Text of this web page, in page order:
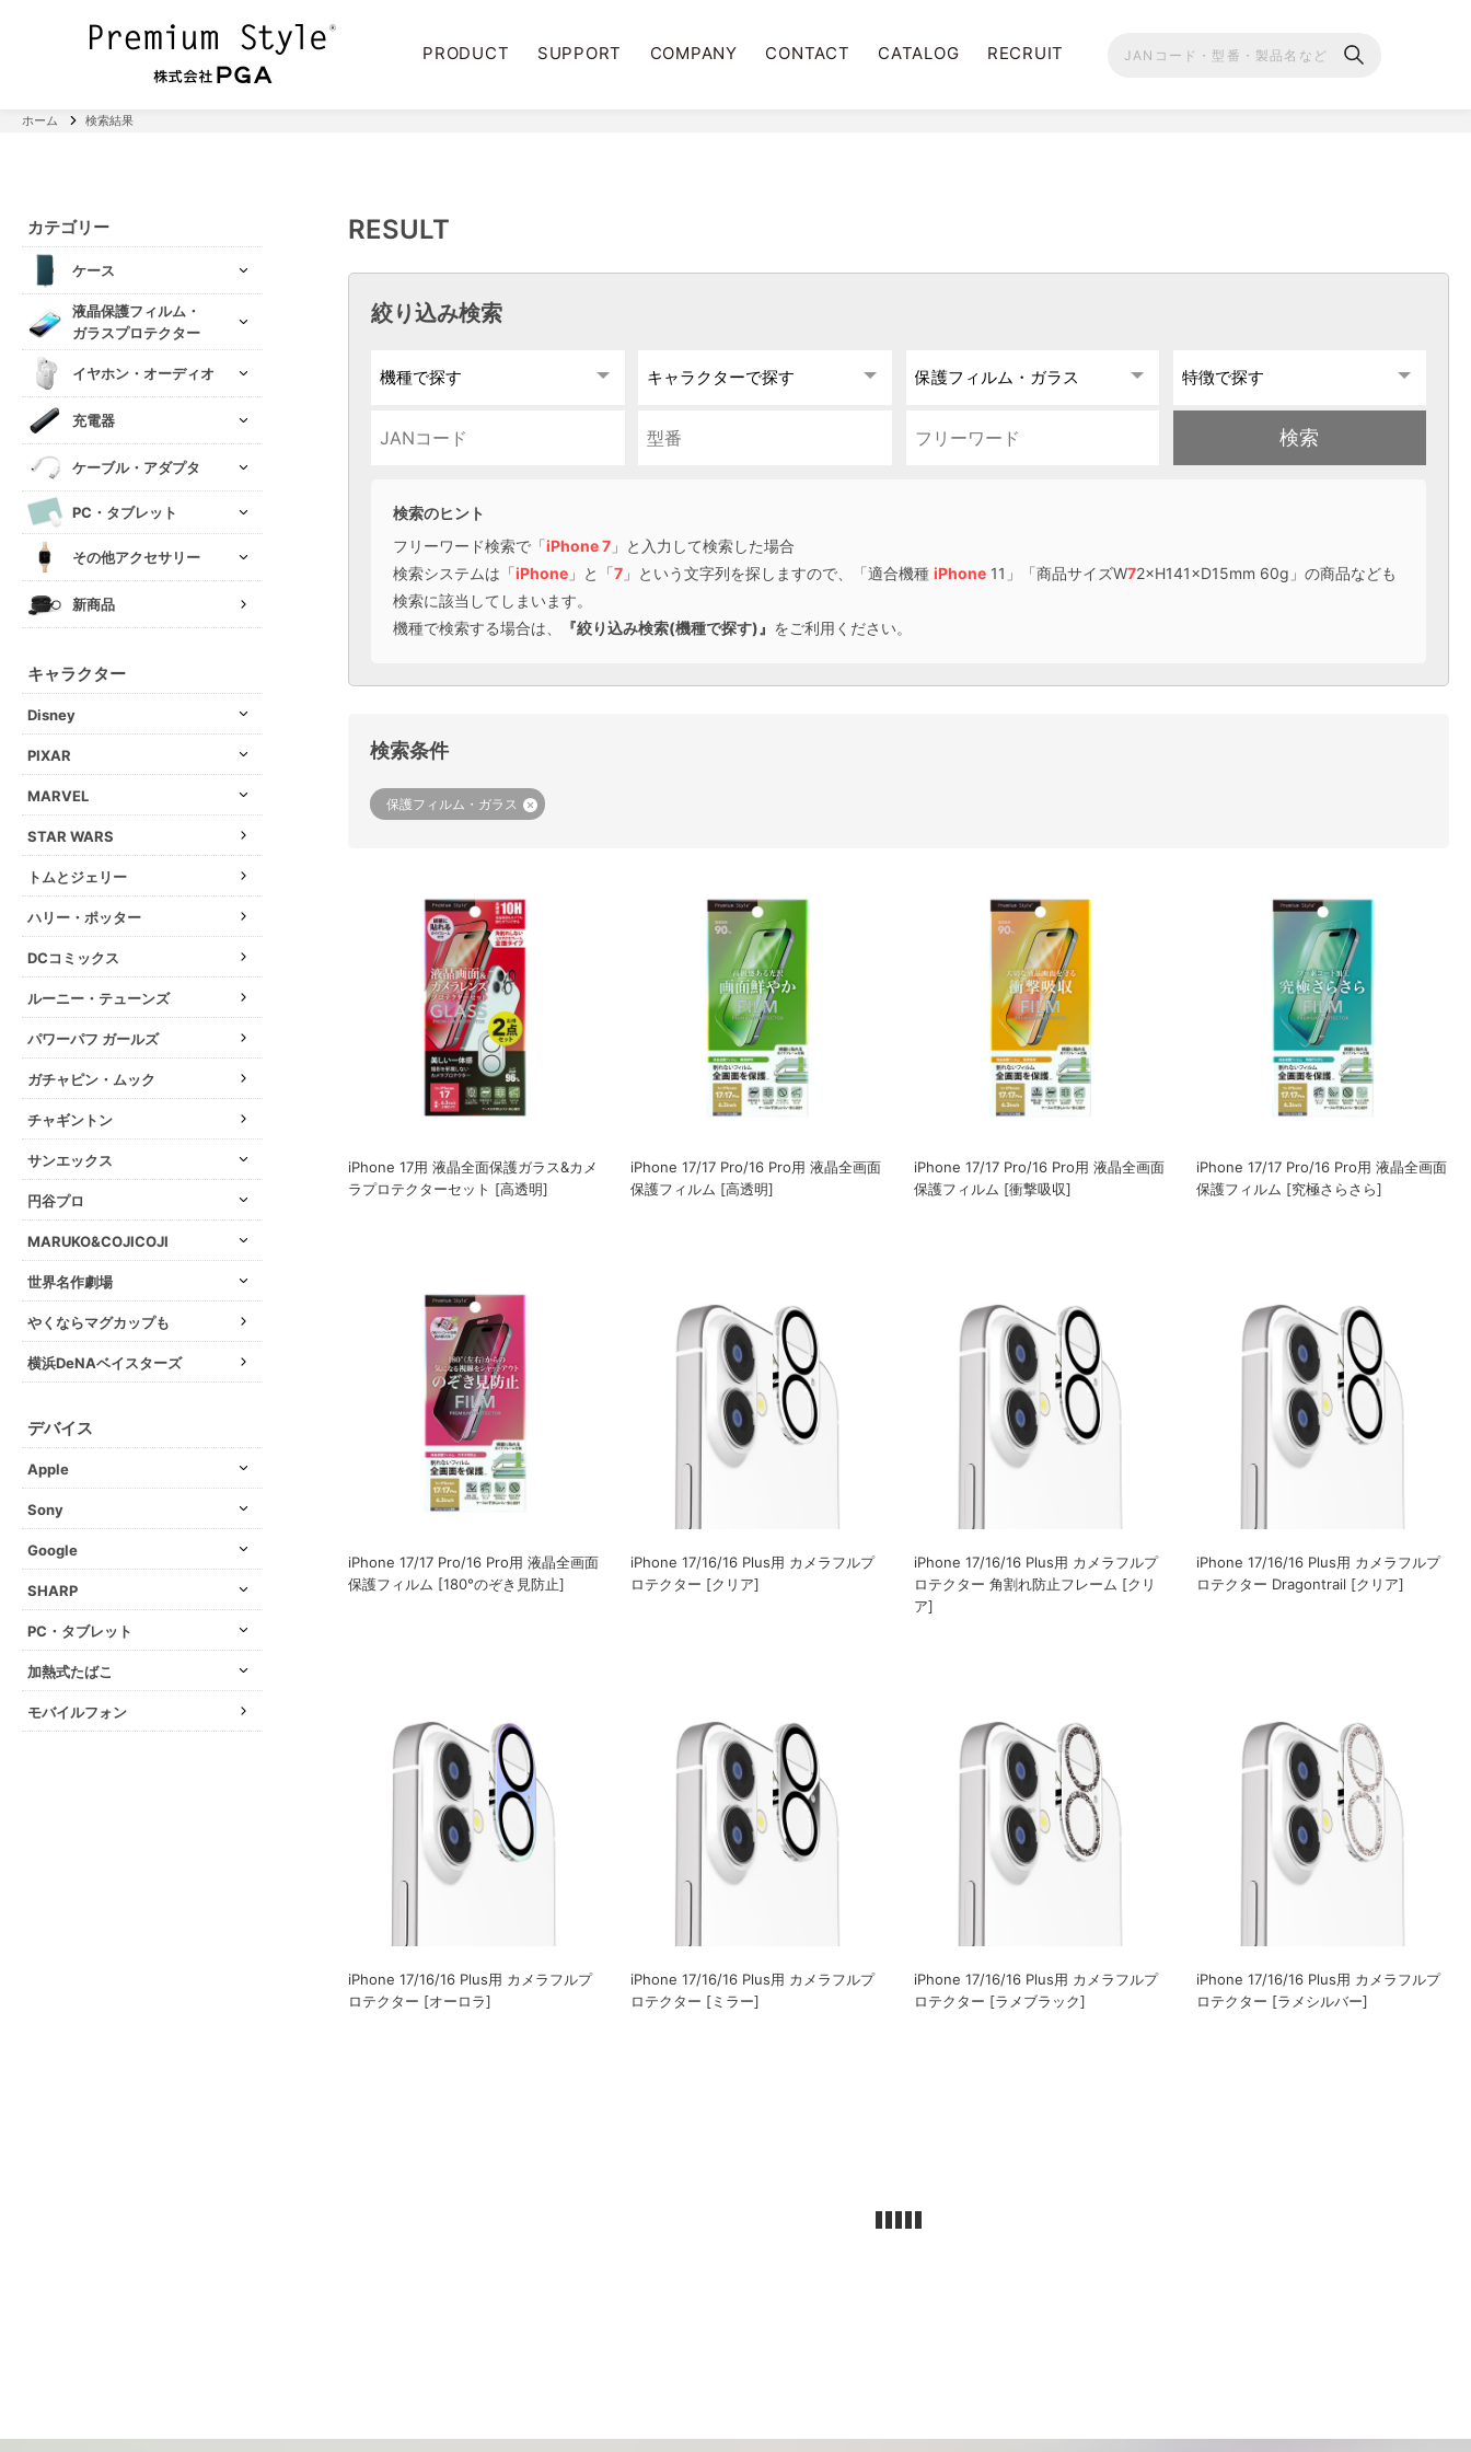
PRODUCT SUPPORT COMPANY CONTACT CATALOG RECRUIT
ホーム 検索結果
カテゴリー
ケース
液晶保護フィルム・
ガラスプロテクター
イヤホン・オーディオ
充電器
ケーブル・アダプタ
PC・タブレット
その他アクセサリー
新商品
キャラクター
Disney
PIXAR
MARVEL
STAR WARS
トムとジェリー
ハリー・ポッター
DCコミックス
ルーニー・テューンズ
パワーパフ ガールズ
ガチャピン・ムック
チャギントン
サンエックス
円谷プロ
MARUKO&COJICOJI
世界名作劇場
やくならマグカップも
横浜DeNAベイスターズ
デバイス
Apple
Sony
Google
SHARP
PC・タブレット
加熱式たばこ
モバイルフォン
RESULT
絞り込み検索
検索のヒント
フリーワード検索で「iPhone 7 」と入力して検索した場合
検索システムは「iPhone 」と「7 」という文字列を探しますので、「適合機種iPhone 11」「商品サイズW72×H141×D15mm 60g」の商品なども
検索に該当してしまいます。
機種で検索する場合は、
『絞り込み検索(機種で探す)』 をご利用ください。
検索条件
保護フィルム・ガラス
iPhone 17用 液晶全面保護ガラス&カメ
ラプロテクターセット [高透明]
iPhone 17/17 Pro/16 Pro用 液晶全画面
保護フィルム [高透明]
iPhone 17/17 Pro/16 Pro用 液晶全画面
保護フィルム [衝撃吸収]
iPhone 17/17 Pro/16 Pro用 液晶全画面
保護フィルム [究極さらさら]
iPhone 17/17 Pro/16 Pro用 液晶全画面
保護フィルム [180°のぞき見防止]
iPhone 17/16/16 Plus用 カメラフルプ
ロテクター [クリア]
iPhone 17/16/16 Plus用 カメラフルプ
ロテクター 角割れ防止フレーム [クリ
ア]
iPhone 17/16/16 Plus用 カメラフルプ
ロテクター Dragontrail [クリア]
iPhone 17/16/16 Plus用 カメラフルプ
ロテクター [オーロラ]
iPhone 17/16/16 Plus用 カメラフルプ
ロテクター [ミラー]
iPhone 17/16/16 Plus用 カメラフルプ
ロテクター [ラメブラック]
iPhone 17/16/16 Plus用 カメラフルプ
ロテクター [ラメシルバー]